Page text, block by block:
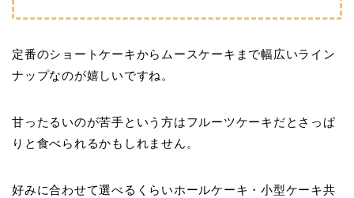
定番のショートケーキからムースケーキまで幅広いライン
ナップなのが嬉しいですね。
甘ったるいのが苦手という方はフルーツケーキだとさっぱ
りと食べられるかもしれません。
好みに合わせて選べるくらいホールケーキ・小型ケーキ共